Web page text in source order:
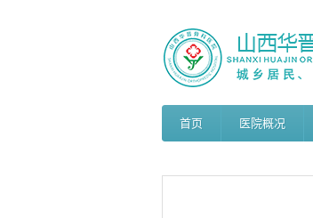
首页 医院概况